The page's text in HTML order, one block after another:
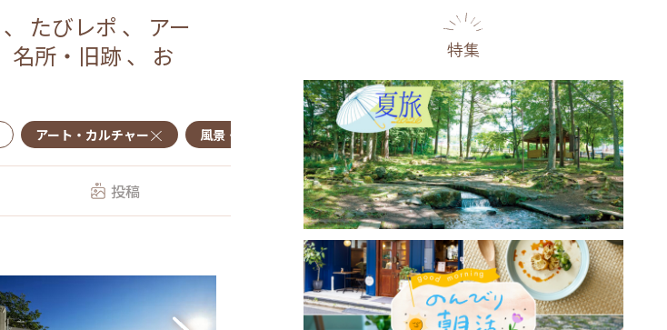
、 たびレポ 、 アー
名所・旧跡 、 お
アート・カルチャー 風景・景色 名所・旧跡 温泉・スパ その他施設
投稿
特集